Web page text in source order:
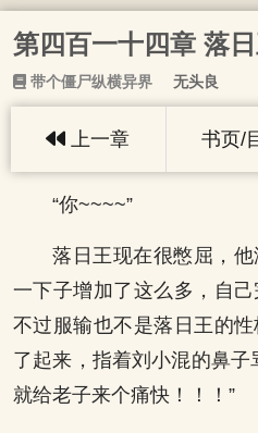
第四百一十四章 落
带个僵尸纵横异界 无头良
上一章 书页/
“你~~~~”
落日王现在很憋屈，
一下子增加了这么多，自
不过服输也不是落日王的
了起来，指着刘小混的鼻子
就给老子来个痛快！！！”